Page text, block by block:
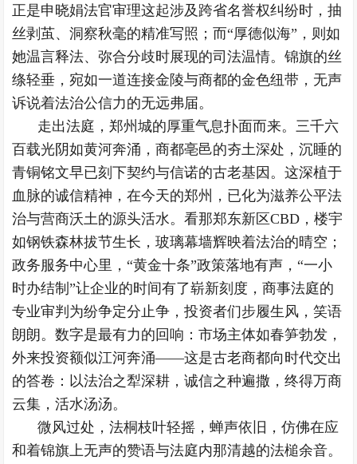
正是申晓娟法官审理这起涉及跨省名誉权纠纷时，抽
丝剥茧、洞察秋毫的精准写照；而“厚德似海”，则如
她温言释法、弥合分歧时展现的司法温情。锦旗的丝
绦轻垂，宛如一道连接金陵与商都的金色纽带，无声
诉说着法治公信力的无远弗届。
走出法庭，郑州城的厚重气息扑面而来。三千六
百载光阴如黄河奔涌，商都亳邑的夯土深处，沉睡的
青铜铭文早已刻下契约与信诺的古老基因。这深植于
血脉的诚信精神，在今天的郑州，已化为滋养公平法
治与营商沃土的源头活水。看那郑东新区CBD，楼宇
如钢铁森林拔节生长，玻璃幕墙辉映着法治的晴空；
政务服务中心里，“黄金十条”政策落地有声，“一小
时办结制”让企业的时间有了崭新刻度，商事法庭的
专业审判为纷争定分止争，投资者们步履生风，笑语
朗朗。数字是最有力的回响：市场主体如春笋勃发，
外来投资额似江河奔涌——这是古老商都向时代交出
的答卷：以法治之犁深耕，诚信之种遍撒，终得万商
云集，活水汤汤。
微风过处，法桐枝叶轻摇，蝉声依旧，仿佛在应
和着锦旗上无声的赞语与法庭内那清越的法槌余音。